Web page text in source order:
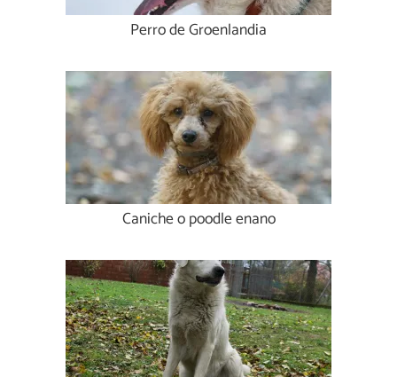
Perro de Groenlandia
Caniche o poodle enano